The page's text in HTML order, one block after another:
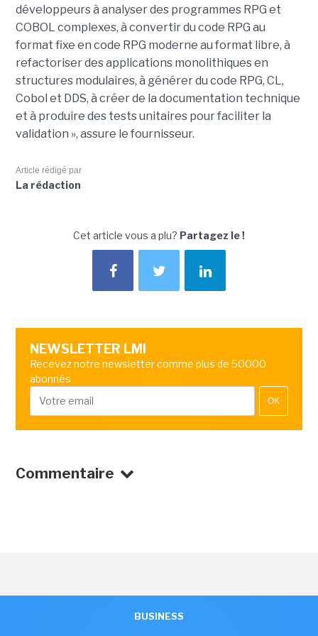
développeurs à analyser des programmes RPG et
COBOL complexes, à convertir du code RPG au
format fixe en code RPG moderne au format libre, à
refactoriser des applications monolithiques en
structures modulaires, à générer du code RPG, CL,
Cobol et DDS, à créer de la documentation technique
et à produire des tests unitaires pour faciliter la
validation », assure le fournisseur.
Article rédigé par
La rédaction
Cet article vous a plu? Partagez le !
NEWSLETTER LMI
Recevez notre newsletter comme plus de 50000
abonnés
OK
Commentaire
BUSINESS